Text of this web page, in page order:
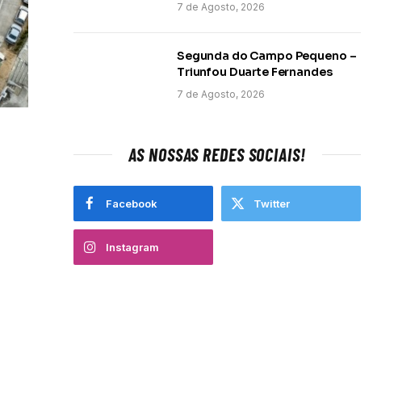
7 de Agosto, 2026
Segunda do Campo Pequeno –
Triunfou Duarte Fernandes
7 de Agosto, 2026
AS NOSSAS REDES SOCIAIS!
Facebook Twitter
Instagram